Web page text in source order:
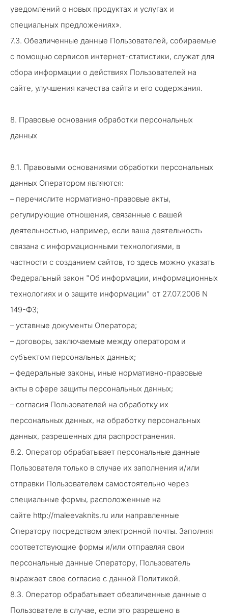
уведомлений о новых продуктах и услугах и
специальных предложениях».
7.3. Обезличенные данные Пользователей, собираемые
с помощью сервисов интернет-статистики, служат для
сбора информации о действиях Пользователей на
сайте, улучшения качества сайта и его содержания.
8. Правовые основания обработки персональных
данных
8.1. Правовыми основаниями обработки персональных
данных Оператором являются:
– перечислите нормативно-правовые акты,
регулирующие отношения, связанные с вашей
деятельностью, например, если ваша деятельность
связана с информационными технологиями, в
частности с созданием сайтов, то здесь можно указать
Федеральный закон "Об информации, информационных
технологиях и о защите информации" от 27.07.2006 N
149-ФЗ;
– уставные документы Оператора;
– договоры, заключаемые между оператором и
субъектом персональных данных;
– федеральные законы, иные нормативно-правовые
акты в сфере защиты персональных данных;
– согласия Пользователей на обработку их
персональных данных, на обработку персональных
данных, разрешенных для распространения.
8.2. Оператор обрабатывает персональные данные
Пользователя только в случае их заполнения и/или
отправки Пользователем самостоятельно через
специальные формы, расположенные на
сайте http://maleevaknits.ru или направленные
Оператору посредством электронной почты. Заполняя
соответствующие формы и/или отправляя свои
персональные данные Оператору, Пользователь
выражает свое согласие с данной Политикой.
8.3. Оператор обрабатывает обезличенные данные о
Пользователе в случае, если это разрешено в